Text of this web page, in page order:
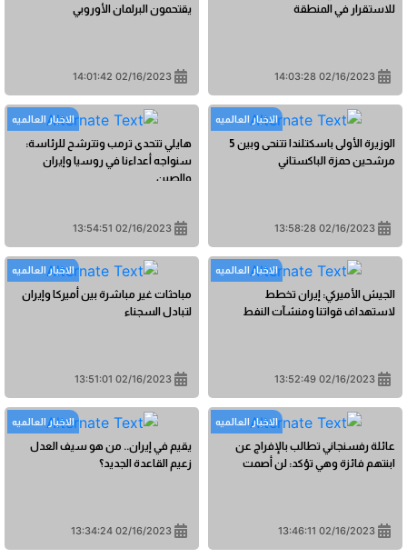
للاستقرار في المنطقة
02/16/2023 14:03:28
يقتحمون البرلمان الأوروبي
02/16/2023 14:01:42
الاخبار العالمیه
الوزيرة الأولى باسكتلندا تتنحى وبين 5
مرشحين حمزة الباكستاني
02/16/2023 13:58:28
الاخبار العالمیه
هايلي تتحدى ترمب وتترشح للرئاسة:
سنواجه أعداءنا في روسيا وإيران
والصين
02/16/2023 13:54:51
الاخبار العالمیه
الجيش الأميركي: إيران تخطط
لاستهداف قواتنا ومنشآت النفط
02/16/2023 13:52:49
الاخبار العالمیه
مباحثات غير مباشرة بين أميركا وإيران
لتبادل السجناء
02/16/2023 13:51:01
الاخبار العالمیه
عائلة رفسنجاني تطالب بالإفراج عن
ابنتهم فائزة وهي تؤكد: لن أصمت
02/16/2023 13:46:11
الاخبار العالمیه
يقيم في إيران.. من هو سيف العدل
زعيم القاعدة الجديد؟
02/16/2023 13:34:24